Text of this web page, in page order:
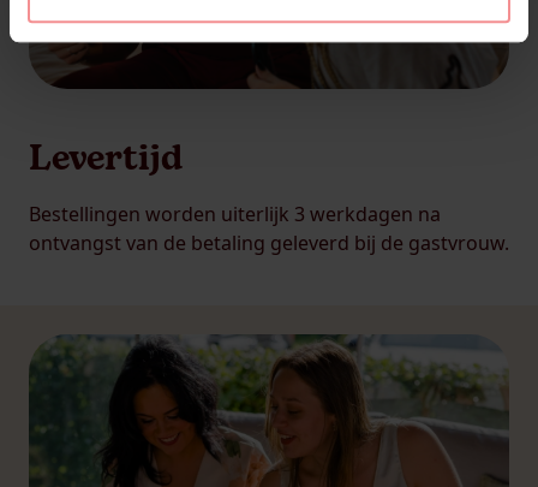
Levertijd
Bestellingen worden uiterlijk 3 werkdagen na
ontvangst van de betaling geleverd bij de gastvrouw.